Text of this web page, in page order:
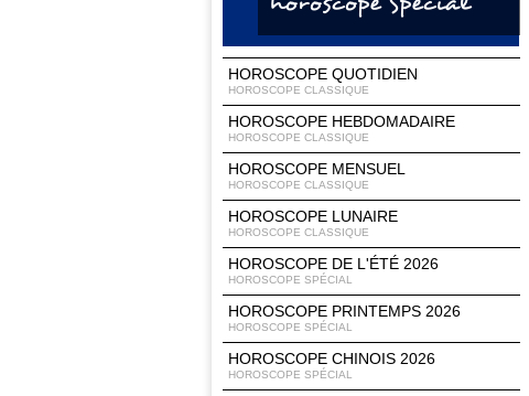
HOROSCOPE QUOTIDIEN
HOROSCOPE CLASSIQUE
HOROSCOPE HEBDOMADAIRE
HOROSCOPE CLASSIQUE
HOROSCOPE MENSUEL
HOROSCOPE CLASSIQUE
HOROSCOPE LUNAIRE
HOROSCOPE CLASSIQUE
HOROSCOPE DE L'ÉTÉ 2026
HOROSCOPE SPÉCIAL
HOROSCOPE PRINTEMPS 2026
HOROSCOPE SPÉCIAL
HOROSCOPE CHINOIS 2026
HOROSCOPE SPÉCIAL